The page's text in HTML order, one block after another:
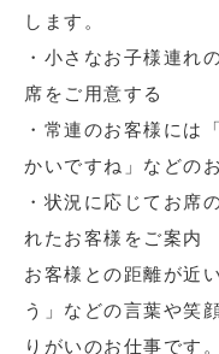
します。
・小さなお子様連れ
席をご用意する
・常連のお客様には
かいですね」などの
・状況に応じてお席
れたお客様をご案内
お客様との距離が近
う」などの言葉や笑
りがいのお仕事です。